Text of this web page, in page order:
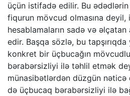
üçün istifadə edilir. Bu
fiqurun mövcud olmasına deyil,
hesablamaların sadə və əlçatan
edir. Başqa sözlə, bu tapşırıqda
konkret bir üçbucağın
bərabərsizliyi ilə təhlil etmək
münasibətlərdən düzgün nəticə
də üçbucaq bərabərsizliyi ilə